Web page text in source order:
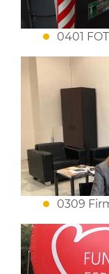
0401
0309